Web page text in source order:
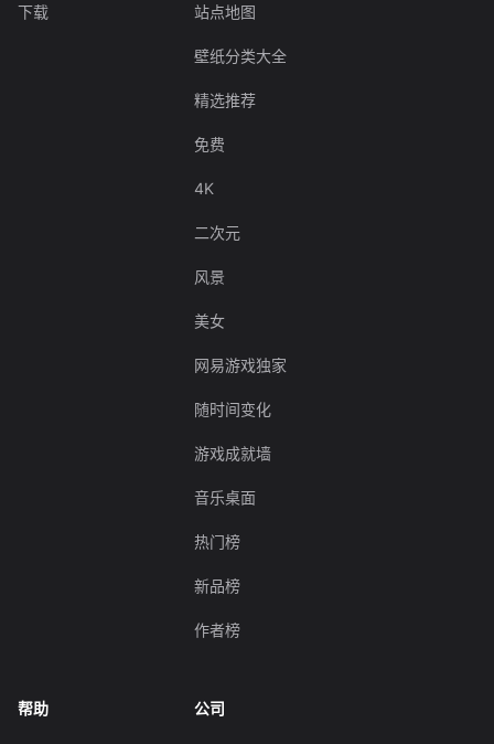
下载 站点地图
壁纸分类大全
精选推荐
免费
4K
二次元
风景
美女
网易游戏独家
随时间变化
游戏成就墙
音乐桌面
热门榜
新品榜
作者榜
帮助 公司